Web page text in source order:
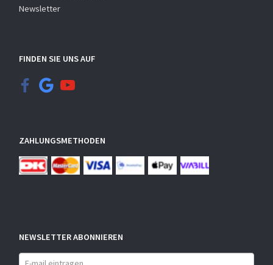
Newsletter
FINDEN SIE UNS AUF
ZAHLUNGSMETHODEN
NEWSLETTER ABONNIEREN
E-